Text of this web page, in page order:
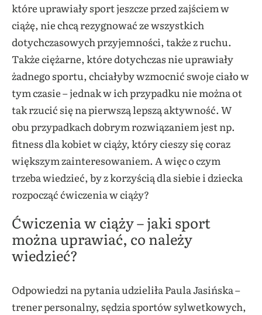
które uprawiały sport jeszcze przed zajściem w
ciążę, nie chcą rezygnować ze wszystkich
dotychczasowych przyjemności, także z ruchu.
Także ciężarne, które dotychczas nie uprawiały
żadnego sportu, chciałyby wzmocnić swoje ciało w
tym czasie – jednak w ich przypadku nie można ot
tak rzucić się na pierwszą lepszą aktywność. W
obu przypadkach dobrym rozwiązaniem jest np.
fitness dla kobiet w ciąży, który cieszy się coraz
większym zainteresowaniem. A więc o czym
trzeba wiedzieć, by z korzyścią dla siebie i dziecka
rozpocząć ćwiczenia w ciąży?
Ćwiczenia w ciąży – jaki sport
można uprawiać, co należy
wiedzieć?
Odpowiedzi na pytania udzieliłaPaula Jasińska –
trener personalny, sędzia sportów sylwetkowych,